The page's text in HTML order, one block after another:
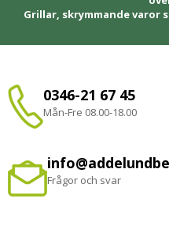
Grillar, skrymmande varor
0346-21 67 45
Mån-Fre 08.00-18.00
Frågor och svar